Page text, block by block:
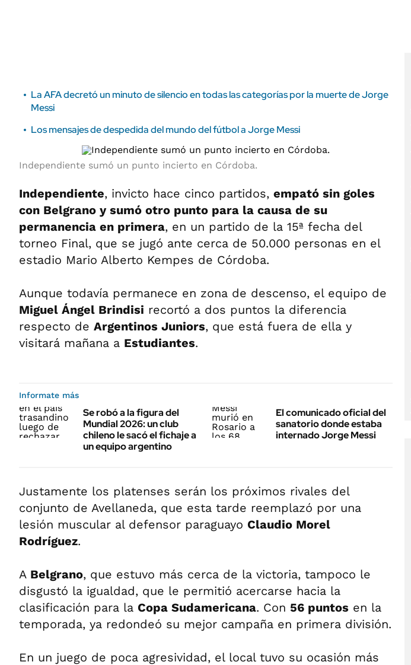
La AFA decretó un minuto de silencio en todas las categorías por la muerte de Jorge
Messi
Los mensajes de despedida del mundo del fútbol a Jorge Messi
Independiente sumó un punto incierto en Córdoba.
Independiente, invicto hace cinco partidos, empató sin goles
con Belgrano y sumó otro punto para la causa de su
permanencia en primera, en un partido de la 15ª fecha del
torneo Final, que se jugó ante cerca de 50.000 personas en el
estadio Mario Alberto Kempes de Córdoba.
Aunque todavía permanece en zona de descenso, el equipo de
Miguel Ángel Brindisi recortó a dos puntos la diferencia
respecto de Argentinos Juniors, que está fuera de ella y
visitará mañana a Estudiantes.
Informate más
Se robó a la figura del
Mundial 2026: un club
chileno le sacó el fichaje a
un equipo argentino
El comunicado oficial del
sanatorio donde estaba
internado Jorge Messi
Justamente los platenses serán los próximos rivales del
conjunto de Avellaneda, que esta tarde reemplazó por una
lesión muscular al defensor paraguayo Claudio Morel
Rodríguez.
A Belgrano, que estuvo más cerca de la victoria, tampoco le
disgustó la igualdad, que le permitió acercarse hacia la
clasificación para la Copa Sudamericana. Con 56 puntos en la
temporada, ya redondeó su mejor campaña en primera división.
En un juego de poca agresividad, el local tuvo su ocasión más